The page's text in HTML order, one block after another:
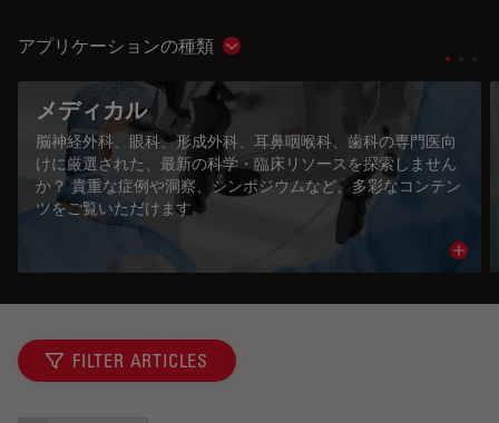
アプリケーションの種類 Show subnavigation
メディカル
脳神経外科、眼科、形成外科、耳鼻咽喉科、歯科の専門医向
けに厳選された、最新の科学・臨床リソースを探索しません
か？ 貴重な症例や洞察、シンポジウムなど、多彩なコンテン
ツをご覧いただけます。
FILTER ARTICLES